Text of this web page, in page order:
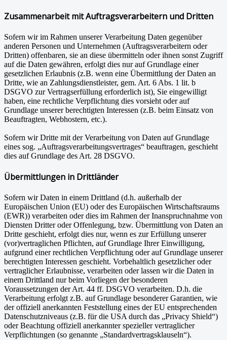
Zusammenarbeit mit Auftragsverarbeitern und Dritten
Sofern wir im Rahmen unserer Verarbeitung Daten gegenüber
anderen Personen und Unternehmen (Auftragsverarbeitern oder
Dritten) offenbaren, sie an diese übermitteln oder ihnen sonst Zugriff
auf die Daten gewähren, erfolgt dies nur auf Grundlage einer
gesetzlichen Erlaubnis (z.B. wenn eine Übermittlung der Daten an
Dritte, wie an Zahlungsdienstleister, gem. Art. 6 Abs. 1 lit. b
DSGVO zur Vertragserfüllung erforderlich ist), Sie eingewilligt
haben, eine rechtliche Verpflichtung dies vorsieht oder auf
Grundlage unserer berechtigten Interessen (z.B. beim Einsatz von
Beauftragten, Webhostern, etc.).
Sofern wir Dritte mit der Verarbeitung von Daten auf Grundlage
eines sog. „Auftragsverarbeitungsvertrages“ beauftragen, geschieht
dies auf Grundlage des Art. 28 DSGVO.
Übermittlungen in Drittländer
Sofern wir Daten in einem Drittland (d.h. außerhalb der
Europäischen Union (EU) oder des Europäischen Wirtschaftsraums
(EWR)) verarbeiten oder dies im Rahmen der Inanspruchnahme von
Diensten Dritter oder Offenlegung, bzw. Übermittlung von Daten an
Dritte geschieht, erfolgt dies nur, wenn es zur Erfüllung unserer
(vor)vertraglichen Pflichten, auf Grundlage Ihrer Einwilligung,
aufgrund einer rechtlichen Verpflichtung oder auf Grundlage unserer
berechtigten Interessen geschieht. Vorbehaltlich gesetzlicher oder
vertraglicher Erlaubnisse, verarbeiten oder lassen wir die Daten in
einem Drittland nur beim Vorliegen der besonderen
Voraussetzungen der Art. 44 ff. DSGVO verarbeiten. D.h. die
Verarbeitung erfolgt z.B. auf Grundlage besonderer Garantien, wie
der offiziell anerkannten Feststellung eines der EU entsprechenden
Datenschutzniveaus (z.B. für die USA durch das „Privacy Shield“)
oder Beachtung offiziell anerkannter spezieller vertraglicher
Verpflichtungen (so genannte „Standardvertragsklauseln“).